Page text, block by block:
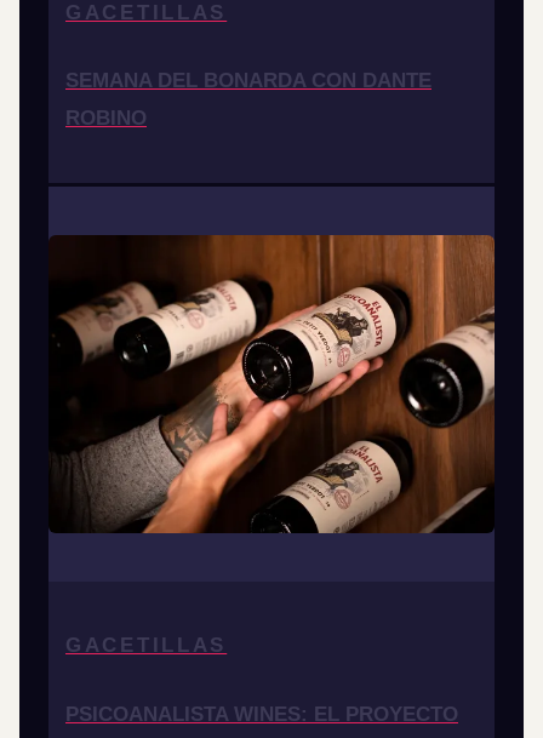
GACETILLAS
SEMANA DEL BONARDA CON DANTE
ROBINO
GACETILLAS
PSICOANALISTA WINES: EL PROYECTO